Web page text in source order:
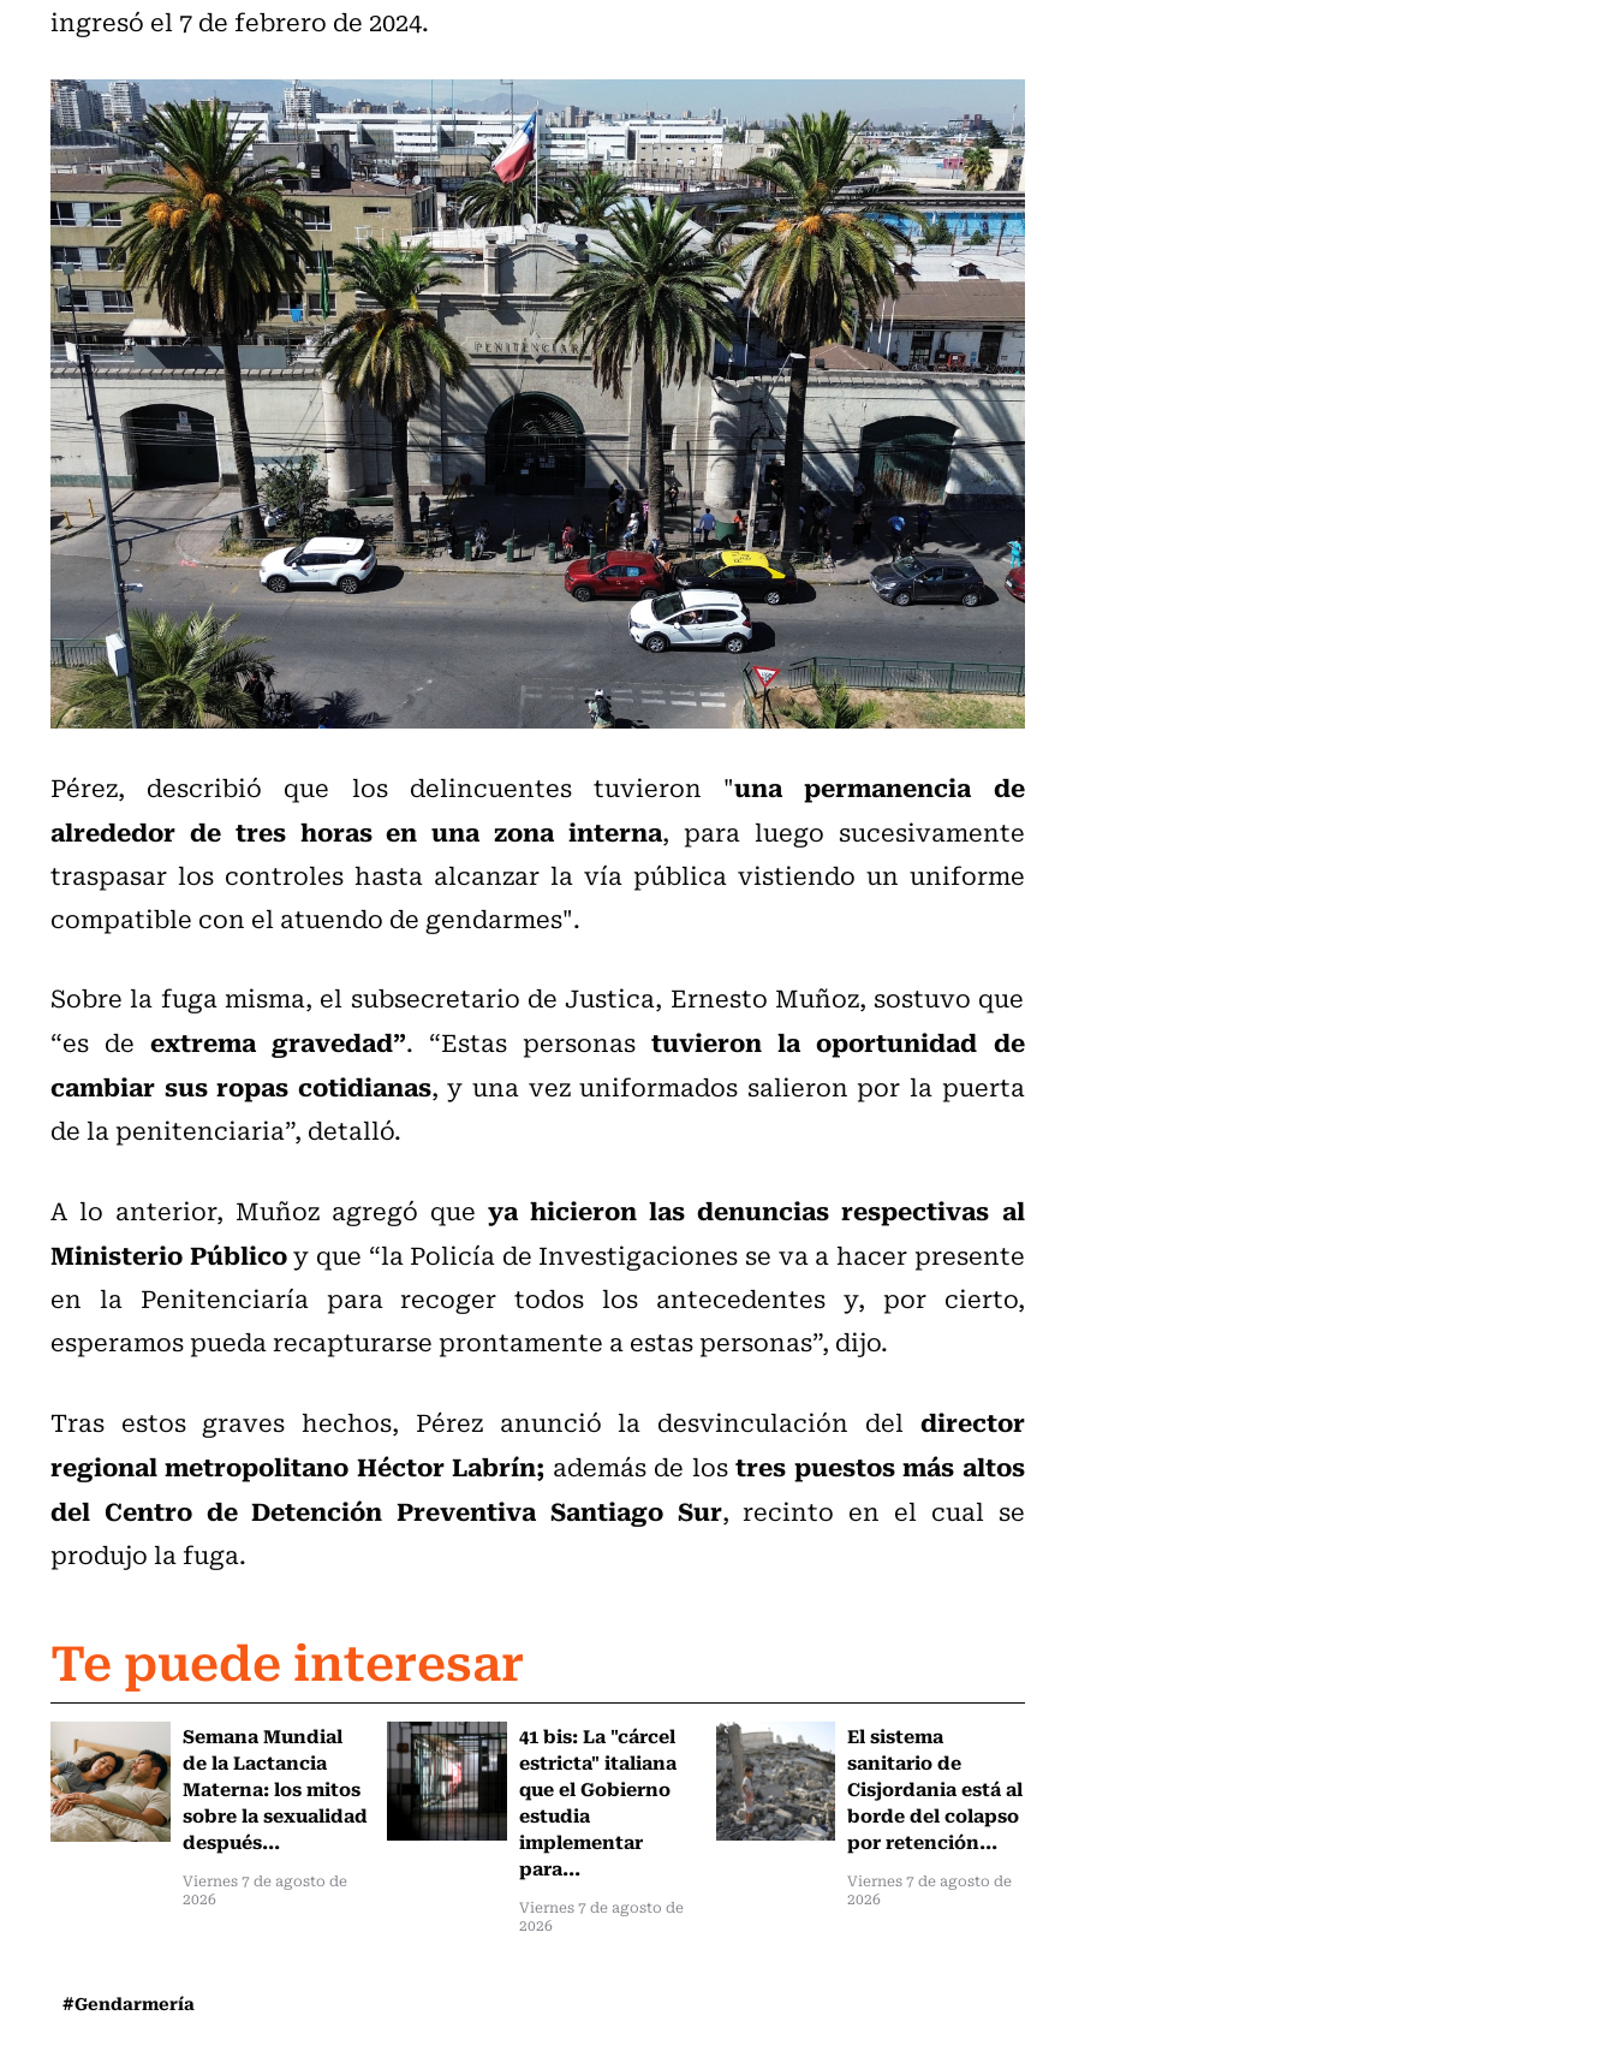
ingresó el 7 de febrero de 2024.
Pérez, describió que los delincuentes tuvieron "una permanencia de
alrededor de tres horas en una zona interna, para luego sucesivamente
traspasar los controles hasta alcanzar la vía pública vistiendo un uniforme
compatible con el atuendo de gendarmes".
Sobre la fuga misma, el subsecretario de Justica, Ernesto Muñoz, sostuvo que
“es de extrema gravedad”. “Estas personastuvieron la oportunidad de
cambiar sus ropas cotidianas, y una vez uniformados salieron por la puerta
de la penitenciaria”, detalló.
A lo anterior, Muñoz agregó que ya hicieron las denuncias respectivas al
Ministerio Públicoy que “la Policía de Investigaciones se va a hacer presente
en la Penitenciaría para recoger todos los antecedentes y, por cierto,
esperamos pueda recapturarse prontamente a estas personas”, dijo.
Tras estos graves hechos, Pérez anunció la desvinculación del director
regional metropolitano Héctor Labrín; además de lostres puestosmás altos
del Centro de Detención Preventiva Santiago Sur, recinto en el cual se
produjo la fuga.
Te puede interesar
Semana Mundial
de la Lactancia
Materna: los mitos
sobre la sexualidad
después...
Viernes 7 de agosto de
2026
41 bis: La "cárcel
estricta" italiana
que el Gobierno
estudia
implementar
para...
Viernes 7 de agosto de
2026
El sistema
sanitario de
Cisjordania está al
borde del colapso
por retención...
Viernes 7 de agosto de
2026
#Gendarmería